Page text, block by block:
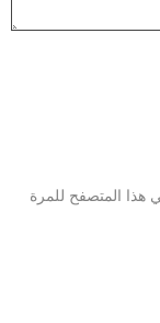
هذا المتصفح للمرة